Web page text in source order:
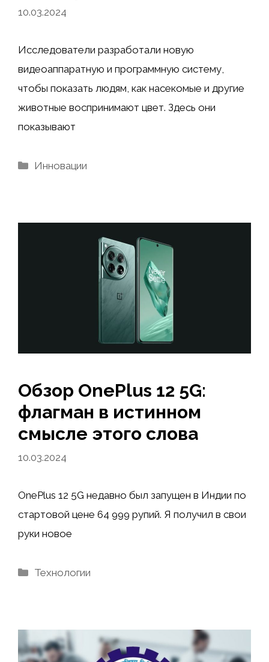
10.03.2024
Исследователи разработали новую
видеоаппаратную и программную систему,
чтобы показать людям, как насекомые и другие
животные воспринимают цвет. Здесь они
показывают
Рубрики
Инновации
Обзор OnePlus 12 5G:
флагман в истинном
смысле этого слова
10.03.2024
OnePlus 12 5G недавно был запущен в Индии по
стартовой цене 64 999 рупий. Я получил в свои
руки новое
Рубрики
Технологии